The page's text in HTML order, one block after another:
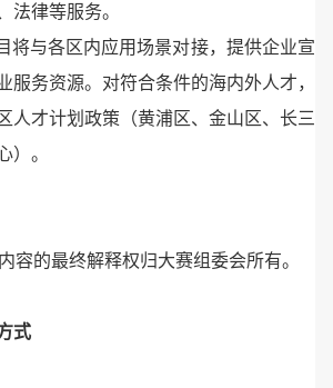
法律等服务。
将与各区内应用场景对接，提供企业宣
服务资源。对符合条件的海内外人才，
人才计划政策（黄浦区、金山区、长三
）。
容的最终解释权归大赛组委会所有。
式